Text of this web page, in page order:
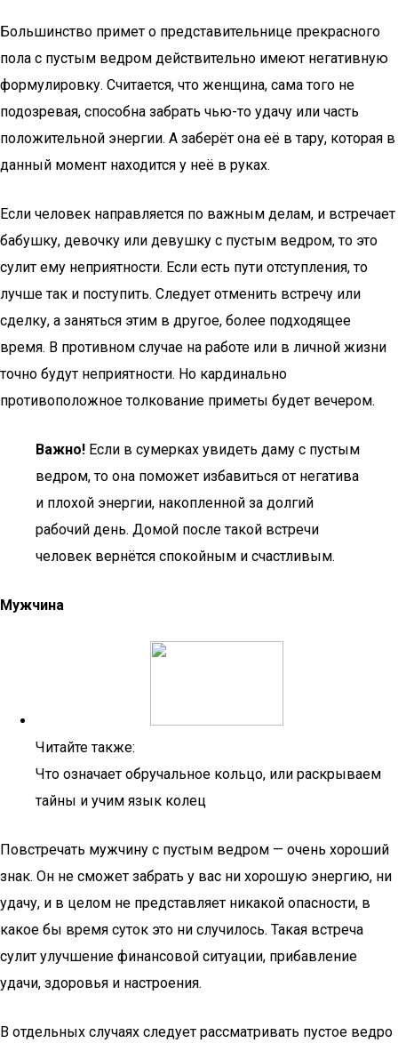
Большинство примет о представительнице прекрасного
пола с пустым ведром действительно имеют негативную
формулировку. Считается, что женщина, сама того не
подозревая, способна забрать чью-то удачу или часть
положительной энергии. А заберёт она её в тару, которая в
данный момент находится у неё в руках.
Если человек направляется по важным делам, и встречает
бабушку, девочку или девушку с пустым ведром, то это
сулит ему неприятности. Если есть пути отступления, то
лучше так и поступить. Следует отменить встречу или
сделку, а заняться этим в другое, более подходящее
время. В противном случае на работе или в личной жизни
точно будут неприятности. Но кардинально
противоположное толкование приметы будет вечером.
Важно! Если в сумерках увидеть даму с пустым
ведром, то она поможет избавиться от негатива
и плохой энергии, накопленной за долгий
рабочий день. Домой после такой встречи
человек вернётся спокойным и счастливым.
Мужчина
Читайте также:
Что означает обручальное кольцо, или раскрываем
тайны и учим язык колец
Повстречать мужчину с пустым ведром — очень хороший
знак. Он не сможет забрать у вас ни хорошую энергию, ни
удачу, и в целом не представляет никакой опасности, в
какое бы время суток это ни случилось. Такая встреча
сулит улучшение финансовой ситуации, прибавление
удачи, здоровья и настроения.
В отдельных случаях следует рассматривать пустое ведро